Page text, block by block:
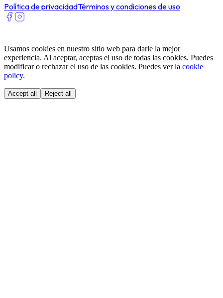
Política de privacidadTérminos y condiciones de uso
Usamos cookies en nuestro sitio web para darle la mejor
experiencia. Al aceptar, aceptas el uso de todas las cookies. Puedes
modificar o rechazar el uso de las cookies. Puedes ver la cookie
policy.
Accept all Reject all